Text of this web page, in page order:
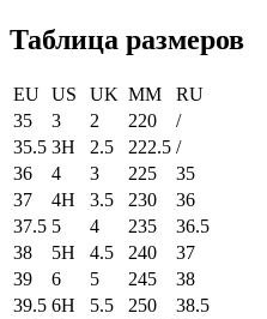
Таблица размеров
EU US UK MM
RU
35
3 2 220
/
35.5 3H 2.5 222.5 /
36
4 3 225
35
37
4H 3.5 230
36
37.5 5 4 235
36.5
38
5H 4.5 240
37
39
6 5 245
38
39.5 6H 5.5 250
38.5